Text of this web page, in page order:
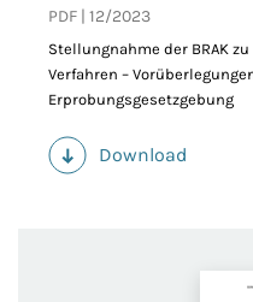
PDF 12/2023
Stellungnahme der BRAK
Verfahren –
Erprobungsgesetzgebung
Download
(PDF)